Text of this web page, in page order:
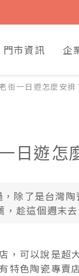
門市資訊 企
街一日遊怎麼安
日遊怎
除了是台灣
趁這個週末
，可以說是超
特色陶瓷專賣